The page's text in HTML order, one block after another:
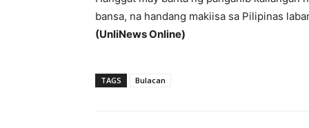
bansa, na handang makiisa sa Pilipinas
(UnliNews Online)
TAGS Bulacan